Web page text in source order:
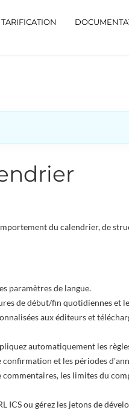
TARIFICATION
du calendrier, de
paramètres de langue.
de début/fin quotidiennes et
aux éditeurs et
automatiquement les
confirmation et les périodes
commentaires, les limites du
ICS ou gérez les jetons de